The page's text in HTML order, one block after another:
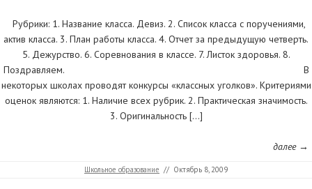
Рубрики: 1. Название класса. Девиз. 2. Список класса с поручениями,
актив класса. 3. План работы класса. 4. Отчет за предыдущую четверть.
5. Дежурство. 6. Соревнования в классе. 7. Листок здоровья. 8.
Поздравляем. В
некоторых школах проводят конкурсы «классных уголков». Критериями
оценок являются: 1. Наличие всех рубрик. 2. Практическая значимость.
3. Оригинальность […]
далее →
Школьное образование // Октябрь 8, 2009